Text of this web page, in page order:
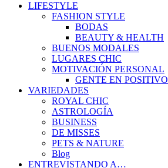
LIFESTYLE
FASHION STYLE
BODAS
BEAUTY & HEALTH
BUENOS MODALES
LUGARES CHIC
MOTIVACIÓN PERSONAL
GENTE EN POSITIVO
VARIEDADES
ROYAL CHIC
ASTROLOGÍA
BUSINESS
DE MISSES
PETS & NATURE
Blog
ENTREVISTANDO A…